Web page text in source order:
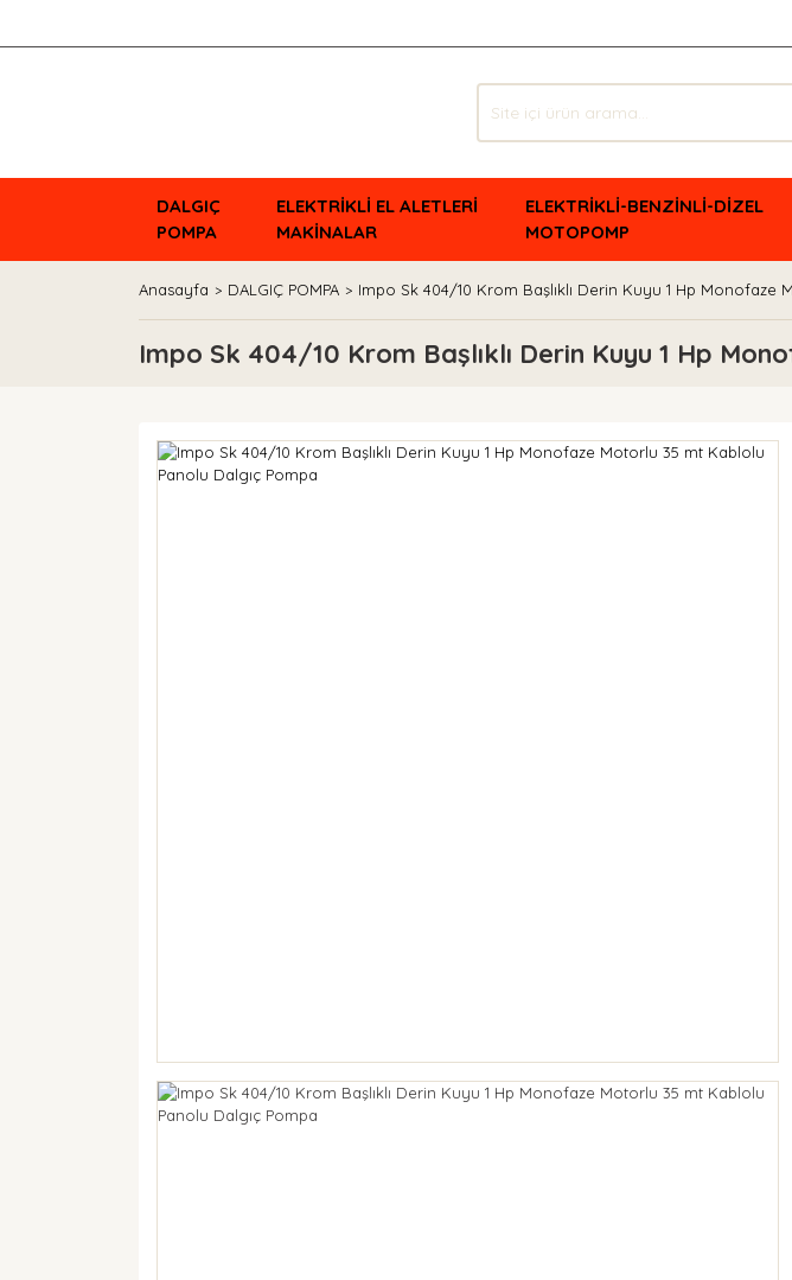
DALGIÇ
POMPA
ELEKTRİKLİ EL ALETLERİ
MAKİNALAR
ELEKTRİKLİ-BENZİNLİ-DİZEL
MOTOPOMP
Anasayfa DALGIÇ POMPA Impo Sk 404/10 Krom Başlıklı Derin Kuyu 1 Hp
Impo Sk 404/10 Krom Başlıklı Derin Kuyu 1 Hp